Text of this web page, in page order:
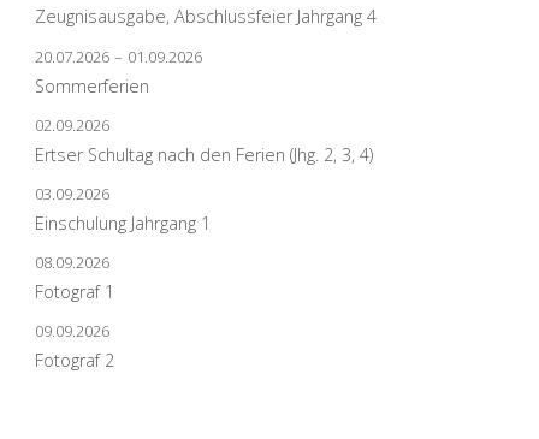
Zeugnisausgabe, Abschlussfeier Jahrgang 4
20.07.2026 – 01.09.2026
Sommerferien
02.09.2026
Ertser Schultag nach den Ferien (Jhg. 2, 3, 4)
03.09.2026
Einschulung Jahrgang 1
08.09.2026
Fotograf 1
09.09.2026
Fotograf 2